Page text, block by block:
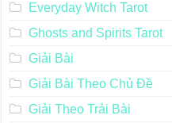
Everyday Witch Tarot
Ghosts and Spirits Tarot
Giải Bài
Giải Bài Theo Chủ Đề
Giải Theo Trải Bài